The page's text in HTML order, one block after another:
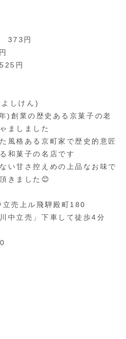
373円
円
しけん)
)創業の歴史ある京菓子の老
ましました
風格ある京町家で歴史的意匠
和菓子の名店です
い甘さ控えめの上品なお味で
きました😊
立売上ル飛騨殿町180
中立売」下車して徒歩4分